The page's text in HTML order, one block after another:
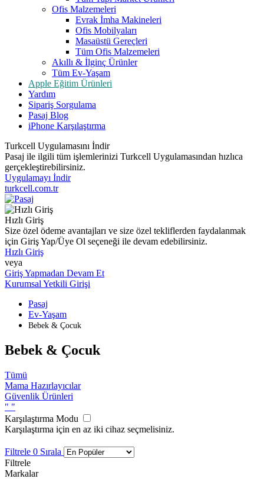
Ofis Malzemeleri
Evrak İmha Makineleri
Ofis Mobilyaları
Masaüstü Gereçleri
Tüm Ofis Malzemeleri
Akıllı & İlginç Ürünler
Tüm Ev-Yaşam
Apple Eğitim Ürünleri
Yardım
Sipariş Sorgulama
Pasaj Blog
iPhone Karşılaştırma
Turkcell Uygulamasını İndir
Pasaj ile ilgili tüm işlemlerinizi Turkcell Uygulamasından hızlıca
gerçekleştirebilirsiniz.
Uygulamayı İndir
turkcell.com.tr
Hızlı Giriş
Size özel ödeme avantajları ve size özel tekliflerden faydalanmak
için Giriş Yap/Üye Ol seçeneği ile devam edebilirsiniz.
Hızlı Giriş
veya
Giriş Yapmadan Devam Et
Kurumsal Yetkili Girişi
Pasaj
Ev-Yaşam
Bebek & Çocuk
Bebek & Çocuk
Tümü
Mama Hazırlayıcılar
Güvenlik Ürünleri
" "
Karşılaştırma Modu
Karşılaştırma için en az iki cihaz seçmelisiniz.
Filtrele 0 Sırala
Filtrele
Markalar